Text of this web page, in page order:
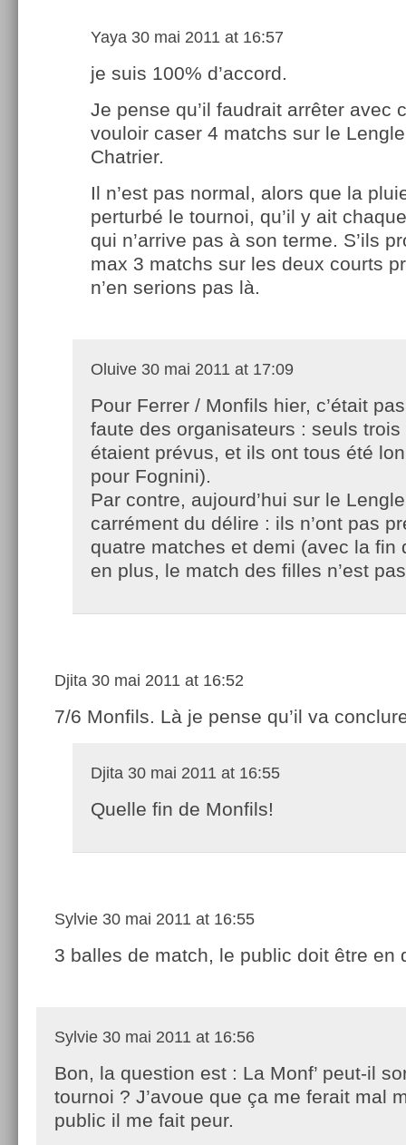
Yaya 30 mai 2011 at 16:57
je suis 100% d’accord.
Je pense qu’il faudrait arrêter avec
vouloir caser 4 matchs sur le
Chatrier.
Il n’est pas normal, alors que la
perturbé le tournoi, qu’il y ait
qui n’arrive pas à son terme. S’ils
max 3 matchs sur les deux courts
n’en serions pas là.
Oluive 30 mai 2011 at 17:09
Pour Ferrer / Monfils hier, c’était
faute des organisateurs : seuls trois
étaient prévus, et ils ont tous été
pour Fognini).
Par contre, aujourd’hui sur le
carrément du délire : ils n’ont pas
quatre matches et demi (avec la fin
en plus, le match des filles n’est
Djita 30 mai 2011 at 16:52
7/6 Monfils. Là je pense qu’il va
Djita 30 mai 2011 at 16:55
Quelle fin de Monfils!
Sylvie 30 mai 2011 at 16:55
3 balles de match, le public doit être en
Sylvie 30 mai 2011 at 16:56
Bon, la question est : La Monf’ peut-il
tournoi ? J’avoue que ça me ferait mal
public il me fait peur.